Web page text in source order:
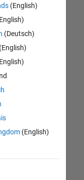
(English)
(Deutsch)
(English)
(English)